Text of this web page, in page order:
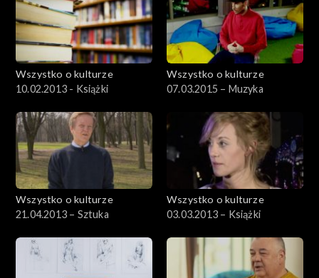
Wszystko o kulturze
10.02.2013 - Książki
Wszystko o kulturze
07.03.2015 – Muzyka
Wszystko o kulturze
21.04.2013 – Sztuka
Wszystko o kulturze
03.03.2013 – Książki